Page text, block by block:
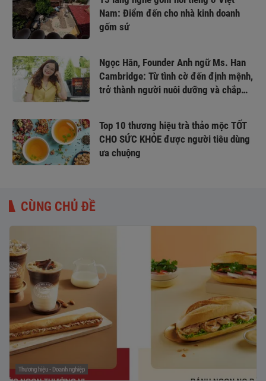
Nam: Điểm đến cho nhà kinh doanh
gốm sứ
Ngọc Hân, Founder Anh ngữ Ms. Han
Cambridge: Từ tình cờ đến định mệnh,
trở thành người nuôi dưỡng và chắp
Top 10 thương hiệu trà thảo mộc TỐT
CHO SỨC KHỎE được người tiêu dùng
ưa chuộng
CÙNG CHỦ ĐỀ
Thương hiệu - Doanh nghiệp